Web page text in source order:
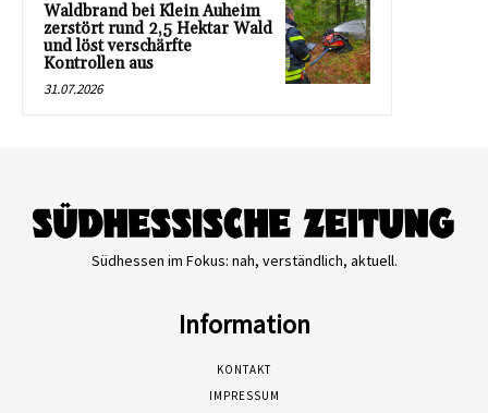
Waldbrand bei Klein Auheim
zerstört rund 2,5 Hektar Wald
und löst verschärfte
Kontrollen aus
31.07.2026
Südhessen im Fokus: nah, verständlich, aktuell.
Information
KONTAKT
IMPRESSUM